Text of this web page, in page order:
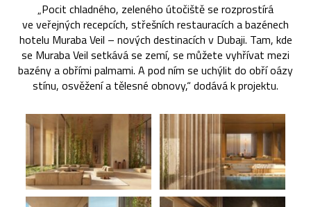
„Pocit chladného, zeleného útočiště se rozprostírá
ve veřejných recepcích, střešních restauracích a bazénech
hotelu Muraba Veil – nových destinacích v Dubaji. Tam, kde
se Muraba Veil setkává se zemí, se můžete vyhřívat mezi
bazény a obřími palmami. A pod ním se uchýlit do obří oázy
stínu, osvěžení a tělesné obnovy,“ dodává k projektu.